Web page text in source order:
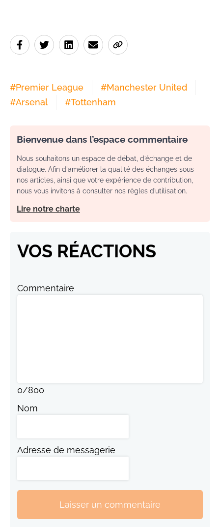
#Premier League #Manchester United
#Arsenal #Tottenham
Bienvenue dans l’espace commentaire
Nous souhaitons un espace de débat, d’échange et de
dialogue. Afin d'améliorer la qualité des échanges sous
nos articles, ainsi que votre expérience de contribution,
nous vous invitons à consulter nos règles d’utilisation.
Lire notre charte
VOS RÉACTIONS
Commentaire
0/800
Nom
Adresse de messagerie
Laisser un commentaire